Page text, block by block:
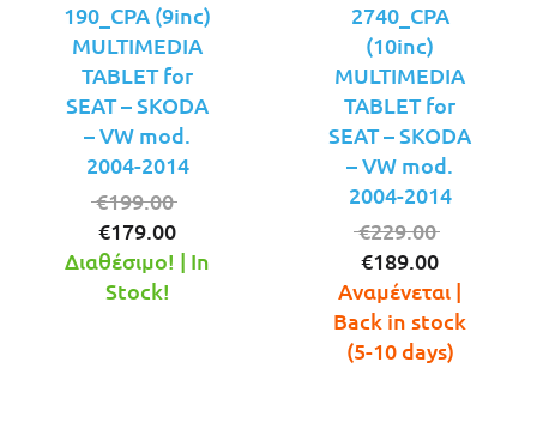
190_CPA (9inc)
MULTIMEDIA
TABLET for
SEAT – SKODA
– VW mod.
2004-2014
€199.00
was:
€179.00
τρέχουσα
Διαθέσιμο! | In
Stock!
2740_CPA
(10inc)
MULTIMEDIA
TABLET for
SEAT – SKODA
– VW mod.
2004-2014
€229.00
was:
€229.00.
€189.00
τρέχουσα
τιμή
είναι:
Αναμένεται |
Back in stock
(5-10 days)